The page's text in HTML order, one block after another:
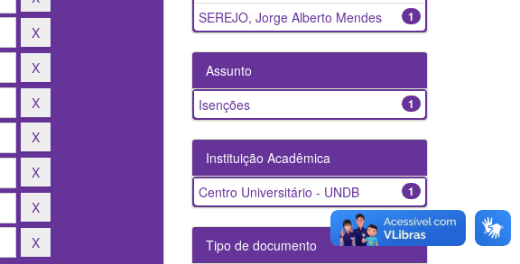
1
SEREJO, Jorge Alberto Mendes
Assunto
1
Isenções
Instituição Acadêmica
1
Centro Universitário - UNDB
Tipo de documento